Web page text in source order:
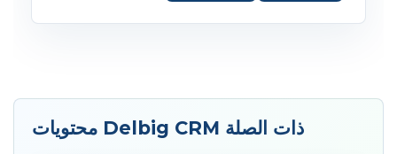
محتويات Delbig CRM ذات الصلة